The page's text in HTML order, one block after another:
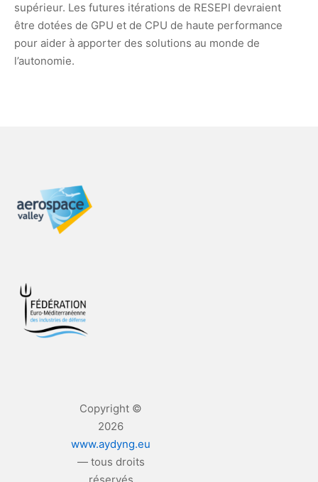
supérieur. Les futures itérations de RESEPI devraient
être dotées de GPU et de CPU de haute performance
pour aider à apporter des solutions au monde de
l’autonomie.
Copyright ©
2026
www.aydyng.eu
— tous droits
réservés